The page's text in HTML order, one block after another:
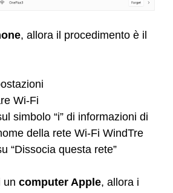
, allora il procedimento è il
Wi-Fi
simbolo “i” di informazioni di
della rete Wi-Fi WindTre
“Dissocia questa rete”
un computer Apple, allora i